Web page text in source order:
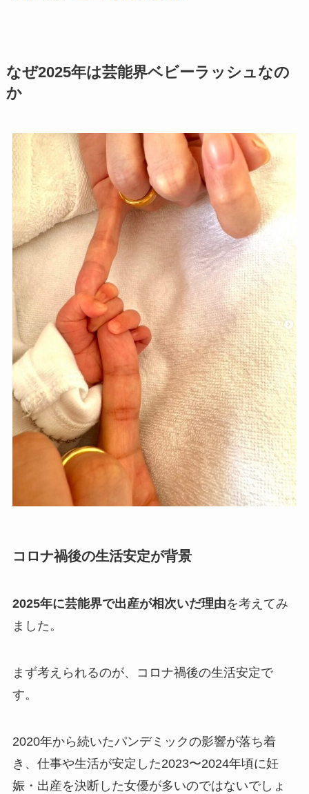
なぜ2025年は芸能界ベビーラッシュなの
か
コロナ禍後の生活安定が背景
2025年に芸能界で出産が相次いだ理由を考えてみ
ました。
まず考えられるのが、コロナ禍後の生活安定で
す。
2020年から続いたパンデミックの影響が落ち着
き、仕事や生活が安定した2023〜2024年頃に妊
娠・出産を決断した女優が多いのではないでしょ